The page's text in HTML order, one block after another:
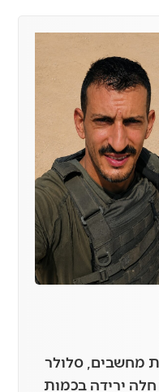
מחשבים, סלולר
ירידה בכמות